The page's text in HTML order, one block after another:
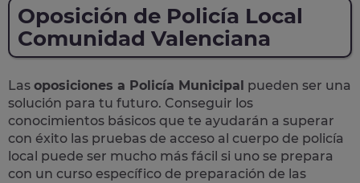
Oposición de Policía Local
Comunidad Valenciana
Las oposiciones a Policía Municipal pueden ser una
solución para tu futuro. Conseguir los
conocimientos básicos que te ayudarán a superar
con éxito las pruebas de acceso al cuerpo de policía
local puede ser mucho más fácil si uno se prepara
con un curso específico de preparación de las